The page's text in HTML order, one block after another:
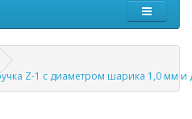
Z-1 с диаметром шарика 1,0 мм и